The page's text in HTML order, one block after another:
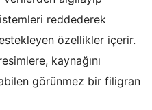
reddederek
özellikler içerir.
kaynağını
görünmez bir filigran